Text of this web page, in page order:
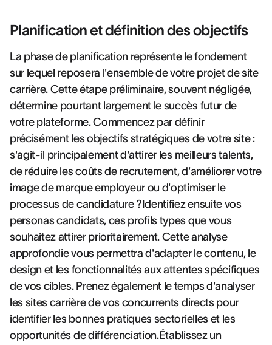
Planification et définition des objectifs
La phase de planification représente le fondement
sur lequel reposera l'ensemble de votre projet de site
carrière. Cette étape préliminaire, souvent négligée,
détermine pourtant largement le succès futur de
votre plateforme. Commencez par définir
précisément les objectifs stratégiques de votre site :
s'agit-il principalement d'attirer les meilleurs talents,
de réduire les coûts de recrutement, d'améliorer votre
image de marque employeur ou d'optimiser le
processus de candidature ?Identifiez ensuite vos
personas candidats, ces profils types que vous
souhaitez attirer prioritairement. Cette analyse
approfondie vous permettra d'adapter le contenu, le
design et les fonctionnalités aux attentes spécifiques
de vos cibles. Prenez également le temps d'analyser
les sites carrière de vos concurrents directs pour
identifier les bonnes pratiques sectorielles et les
opportunités de différenciation.Établissez un